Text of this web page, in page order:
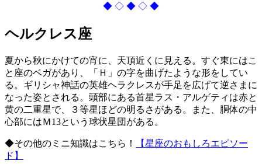
◆ ◇ ◆ ◇ ◆
ヘルクレス座
夏から秋にかけての宵に、天頂近くに見える。すぐ東にはこ
と座のベガがあり、「Ｈ」の字を曲げたような形をしてい
る。ギリシャ神話の英雄ヘラクレスが手足を広げて逆さまに
なった姿とされる。頭部にある首星ラス・アルゲティは赤と
黄の二重星で、３等星ほどの明るさがある。また、胴体の中
心部にはＭ13という球状星団がある。
◆その他のミニ知識はこちら！
【星座のおもしろエピソー
ド】